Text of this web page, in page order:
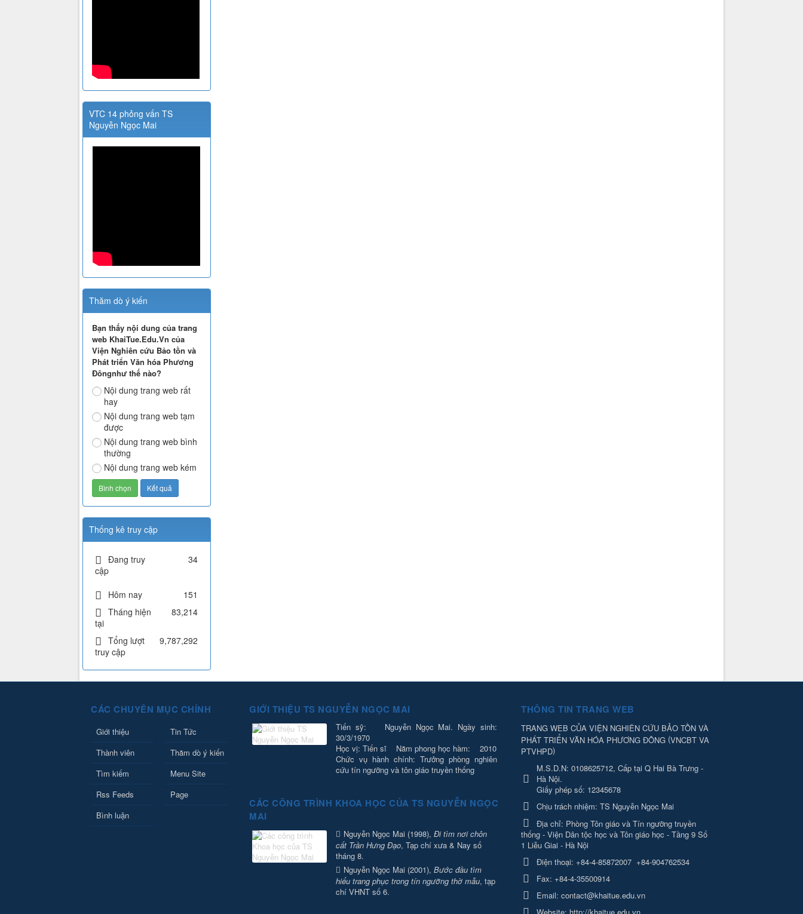
VTC 14 phỏng vấn TS
Nguyễn Ngọc Mai
Thăm dò ý kiến
Bạn thấy nội dung của trang
web KhaiTue.Edu.Vn của
Viện Nghiên cứu Bảo tồn và
Phát triển Văn hóa Phương
Đôngnhư thế nào?
Nội dung trang web rất
hay
Nội dung trang web tạm
được
Nội dung trang web bình
thường
Nội dung trang web kém
Thống kê truy cập
Đang truy
cập
34
Hôm nay
151
Tháng hiện
tại
83,214
Tổng lượt
truy cập
9,787,292
CÁC CHUYÊN MỤC CHÍNH
Giới thiệu
Tin Tức
Thành viên
Thăm dò ý kiến
Tìm kiếm
Menu Site
Rss Feeds
Page
Bình luận
GIỚI THIỆU TS NGUYỄN NGỌC MAI
Tiến sỹ: Nguyễn Ngọc Mai. Ngày sinh:
30/3/1970
Học vị: Tiến sĩ Năm phong học hàm: 2010
Chức vụ hành chính: Trưởng phòng nghiên
cứu tín ngưỡng và tôn giáo truyền thống
CÁC CÔNG TRÌNH KHOA HỌC CỦA TS NGUYỄN NGỌC
MAI
Nguyễn Ngọc Mai (1998), Đi tìm nơi chôn
cất Trần Hưng Đạo, Tạp chí xưa & Nay số
tháng 8.
Nguyễn Ngọc Mai (2001), Bước đầu tìm
hiểu trang phục trong tín ngưỡng thờ mẫu, tạp
chí VHNT số 6.
THÔNG TIN TRANG WEB
TRANG WEB CỦA VIỆN NGHIÊN CỨU BẢO TỒN VÀ
PHÁT TRIỂN VĂN HÓA PHƯƠNG ĐÔNG (VNCBT VA
PTVHPD)
M.S.D.N: 0108625712, Cấp tại Q Hai Bà Trưng -
Hà Nội.
Giấy phép số: 12345678
Chịu trách nhiệm: TS Nguyễn Ngọc Mai
Địa chỉ: Phòng Tôn giáo và Tín ngưỡng truyền
thống - Viện Dân tộc học và Tôn giáo học - Tầng 9 Số
1 Liễu Giai - Hà Nội
Điện thoại: +84-4-85872007 +84-904762534
Fax: +84-4-35500914
Email: contact@khaitue.edu.vn